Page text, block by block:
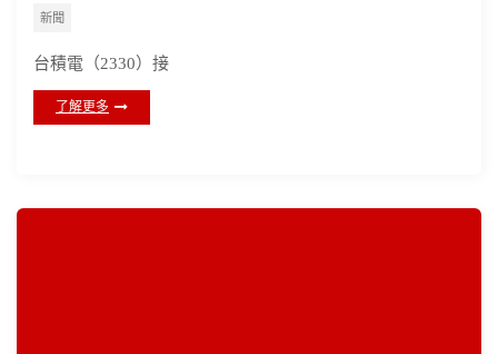
新聞
台積電（2330）接
了解更多